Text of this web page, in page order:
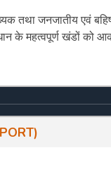
तथा जनजातीय एवं
महत्वपूर्ण खंडों को
)